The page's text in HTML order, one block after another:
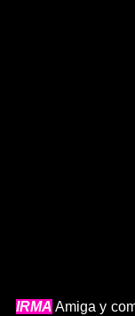
IRMA Amiga y